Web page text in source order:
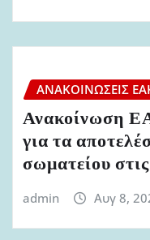
ΑΝΑΚΟΙΝΏΣΕΙΣ
Ανακοίνωση
για τα
σωματείου
admin Αυγ 8,